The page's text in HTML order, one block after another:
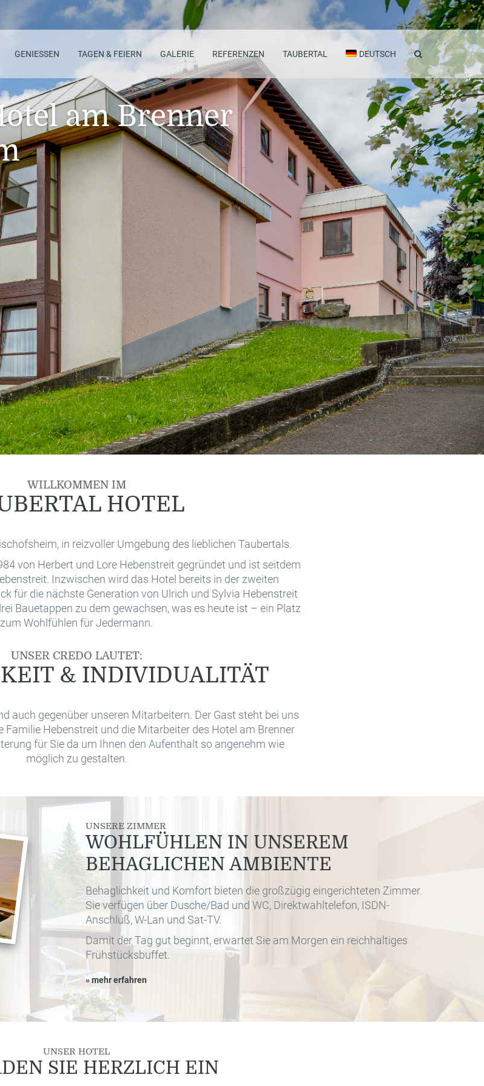
GENIESSEN TAGEN & FEIERN GALERIE REFERENZEN TAUBERTAL DEUTSCH
am Brenner
WILLKOMMEN IM
HOTEL
in reizvoller Umgebung des lieblichen Taubertals.
von Herbert und Lore Hebenstreit gegründet und ist seitdem
Inzwischen wird das Hotel bereits in der zweiten
für die nächste Generation von Ulrich und Sylvia Hebenstreit
Bauetappen zu dem gewachsen, was es heute ist – ein Platz
zum Wohlfühlen für Jedermann.
UNSER CREDO LAUTET:
& INDIVIDUALITÄT
auch gegenüber unseren Mitarbeitern. Der Gast steht bei uns
Hebenstreit und die Mitarbeiter des Hotel am Brenner
für Sie da um Ihnen den Aufenthalt so angenehm wie
möglich zu gestalten.
UNSERE ZIMMER
WOHLFÜHLEN IN UNSEREM
BEHAGLICHEN AMBIENTE
Behaglichkeit und Komfort bieten die großzügig eingerichteten Zimmer.
Sie verfügen über Dusche/Bad und WC, Direktwahltelefon, ISDN-
Anschluß, W-Lan und Sat-TV.
Damit der Tag gut beginnt, erwartet Sie am Morgen ein reichhaltiges
Frühstücksbuffet.
» mehr erfahren
UNSER HOTEL
SIE HERZLICH EIN